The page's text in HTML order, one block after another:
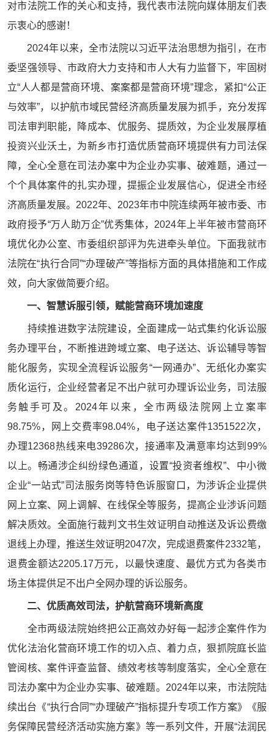
对市法院工作的关心和支持，我代表市法院向媒体朋友们表
示衷心的感谢！
2024年以来，全市法院以习近平法治思想为指引，在市
委坚强领导、市政府大力支持和市人大有力监督下，牢固树
立“人人都是营商环境、案案都是营商环境”理念，紧扣“公正
与效率”，以护航市域民营经济高质量发展为抓手，充分发挥
司法审判职能，降成本、优服务、提质效，为企业发展厚植
投资兴业沃土，为新乡市打造优质营商环境提供有力司法保
障，全心全意在司法办案中为企业办实事、破难题，通过一
个个具体案件的扎实办理，提振企业发展信心，促进全市经
济高质量发展。2022年、2023年市中院连续两年被市委、市
政府授予“万人助万企”优秀集体，2024年上半年被市营商环
境优化办公室、市委组织部评为先进牵头单位。下面我就市
法院在“执行合同”“办理破产”等指标方面的具体措施和工作成
效，向大家做简要介绍。
一、智慧诉服引领，赋能营商环境加速度
持续推进数字法院建设，全面建成一站式集约化诉讼服
务办理平台，不断推进跨域立案、电子送达、诉讼辅导等智
能化服务，实现全流程诉讼服务“一网通办”、无纸化办案实
质化运行，企业经营者足不出户就可办理诉讼业务，司法服
务触手可及。2024年以来，全市两级法院网上立案率
98.75%，网上交费率98.04%，电子送达案件1351522次，
办理12368热线来电39286次，接通率及满意率均达到99%
以上。畅通涉企纠纷绿色通道，设置“投资者维权”、中小微
企业“一站式”司法服务岗等特色诉服窗口，为涉诉企业提供
网上立案、网上调解、在线保全等服务，提高企业涉诉问题
解决质效。全面施行裁判文书生效证明自动推送及诉讼费缴
退线上办理，推送生效证明2047次，完成退费案件2332笔，
退费金额达2205.17万元，以最快速度、最优方式为各类市
场主体提供足不出户全网办理的诉讼服务。
二、优质高效司法，护航营商环境新高度
全市两级法院始终把公正高效办好每一起涉企案件作为
优化法治化营商环境工作的切入点、着力点，狠抓院庭长监
管阅核、案件评查监督、绩效考核等制度落实，全心全意在
司法办案中为企业办实事、破难题。2024年以来，市法院陆
续出台《“执行合同”“办理破产”指标提升专项工作方案》《服
务保障民营经济活动实施方案》等一系列文件，开展“法润民